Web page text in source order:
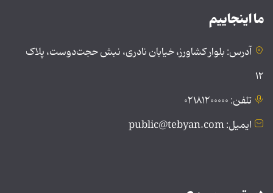
ما اینجاییم
آدرس: بلوار کشاورز، خیابان نادری، نبش حجت‌دوست، پلاک
۱۲
تلفن: ۰۲۱۸۱۲۰۰۰۰۰
ایمیل: public@tebyan.com